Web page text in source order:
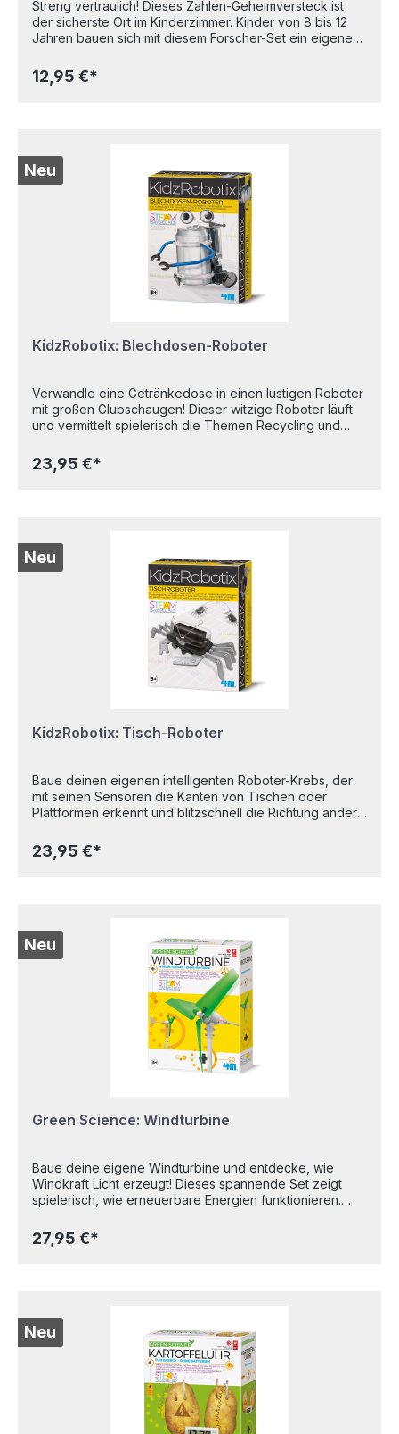
Streng vertraulich! Dieses Zahlen-Geheimversteck ist
der sicherste Ort im Kinderzimmer. Kinder von 8 bis 12
Jahren bauen sich mit diesem Forscher-Set ein eigenes
lässt. Die farbige Anleitung zeigt ihnen Bild für Bild,
worauf sie beim Festlegen des 6-stelligen Codes achten
sonst noch gibt und wie seit Jahrtausenden geheime
Botschaften ver- und entschlüsselt werden, erfahren die
Kinder in den Info-Ecken der Anleitung. Geheimversteck
bauen – Code einstellen – Nachrichten schützen! Inhalt:
Bauset aus 16 Teilen, Notfall-Schlüssel,
Papierkartonbogen mit Zahlenstreifen, Codierscheibe, 2
Geheimschrift-Karten, 2 Code-Gitter, farbig illustrierte
AnleitungAltersempfehlung: 8-11 Jahre
12,95 €*
Neu
KidzRobotix: Blechdosen-Roboter
Verwandle eine Getränkedose in einen lustigen Roboter
mit großen Glubschaugen! Dieser witzige Roboter läuft
und vermittelt spielerisch die Themen Recycling und
Dose ein cooles technisches Spielzeug – aus alt mach
neu! Ein Projekt, das Nachhaltigkeit, Kreativität und
langes Bein, 2 Greifhände, 2 Plastikröhrchen-
Halterungen, 1 Spielzeugmotor mit Getriebe, Schrauben,
4 Bolzen und Muttern, 2 Abdeckkappen, 1
Batteriegehäuse mit Abdeckung und Kabel, 2
Kulleraugen, 2 Plastikfüße, 1 Motor- und
Achsenabdeckung, 1 Achse mit Getriebe, 1 Körperplatte,
2 biegsame Plastikröhrchen, 2 Metalldrähte sowie 2
Augengrundplatten. Alter: 8+
23,95 €*
Neu
KidzRobotix: Tisch-Roboter
Baue deinen eigenen intelligenten Roboter-Krebs, der
mit seinen Sensoren die Kanten von Tischen oder
Plattformen erkennt und blitzschnell die Richtung ändert,
den Tisch und beobachte seine akrobatischen
Bewegungen! Dieses clevere Set führt Kinder
kombiniert. Inhalt: 8 Beine, Transparente Abdeckung,
Körper mit Motor, Schraube mit Scheibe, 2 Schrauben,
Batteriegehäuse, 2 Greifer, 2 Achsen, 2 Zahnräder,
Metallantenne, 2 Endkappen. Ebenfalls benötigt, aber
nicht enthalten: 1 x 1,5V AA Batterie und ein kleiner
Kreuzschraubenzieher. Alter: 8+
23,95 €*
Neu
Green Science: Windturbine
Baue deine eigene Windturbine und entdecke, wie
Windkraft Licht erzeugt! Dieses spannende Set zeigt
spielerisch, wie erneuerbare Energien funktionieren.
Rotordurchmesser. Sobald der Wind die Flügel antreibt,
beginnt das Licht zu leuchten – ein beeindruckendes
27,95 €*
Neu